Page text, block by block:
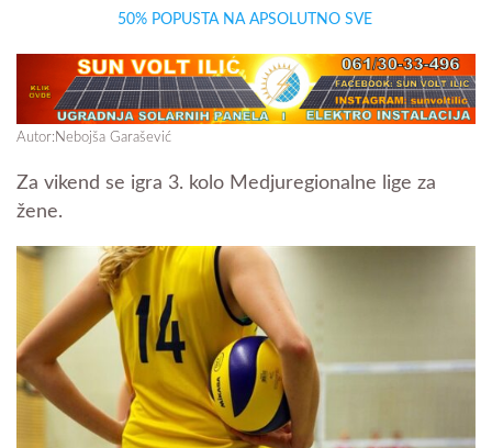
50% POPUSTA NA APSOLUTNO SVE
Autor:Nebojša Garašević
Za vikend se igra 3. kolo Medjuregionalne lige za
žene.